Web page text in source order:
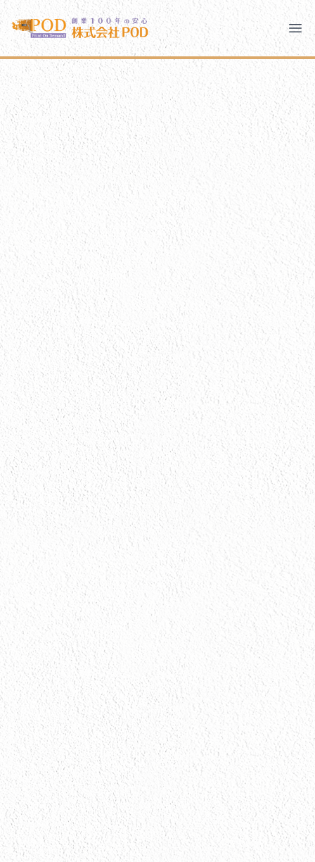
メインコンテンツにスキップ
株式会社ペイント・オン・デマンド
千葉の外壁塗装・屋根塗装なら創業100年の安心 ペイン
株式会社ペイント・オン・デマンド
モバイルメニュー
PODのまちづくり
ご相談と流れ
PODについて